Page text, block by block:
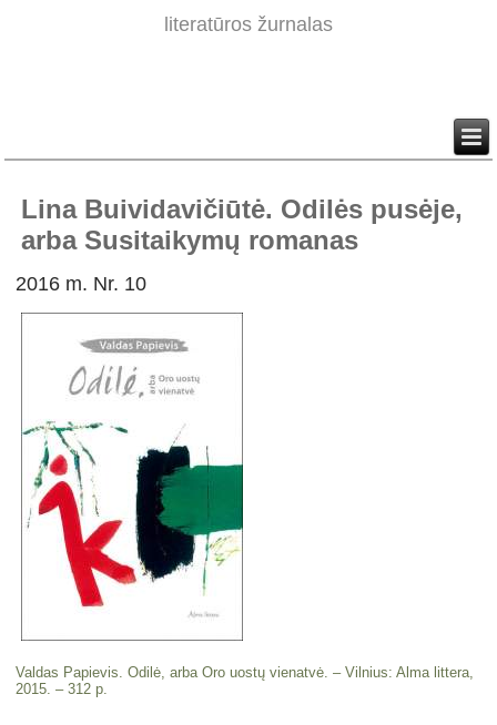
literatūros žurnalas
Lina Buividavičiūtė. Odilės pusėje,
arba Susitaikymų romanas
2016 m. Nr. 10
Valdas Papievis. Odilė, arba Oro uostų vienatvė. – Vilnius: Alma littera,
2015. – 312 p.